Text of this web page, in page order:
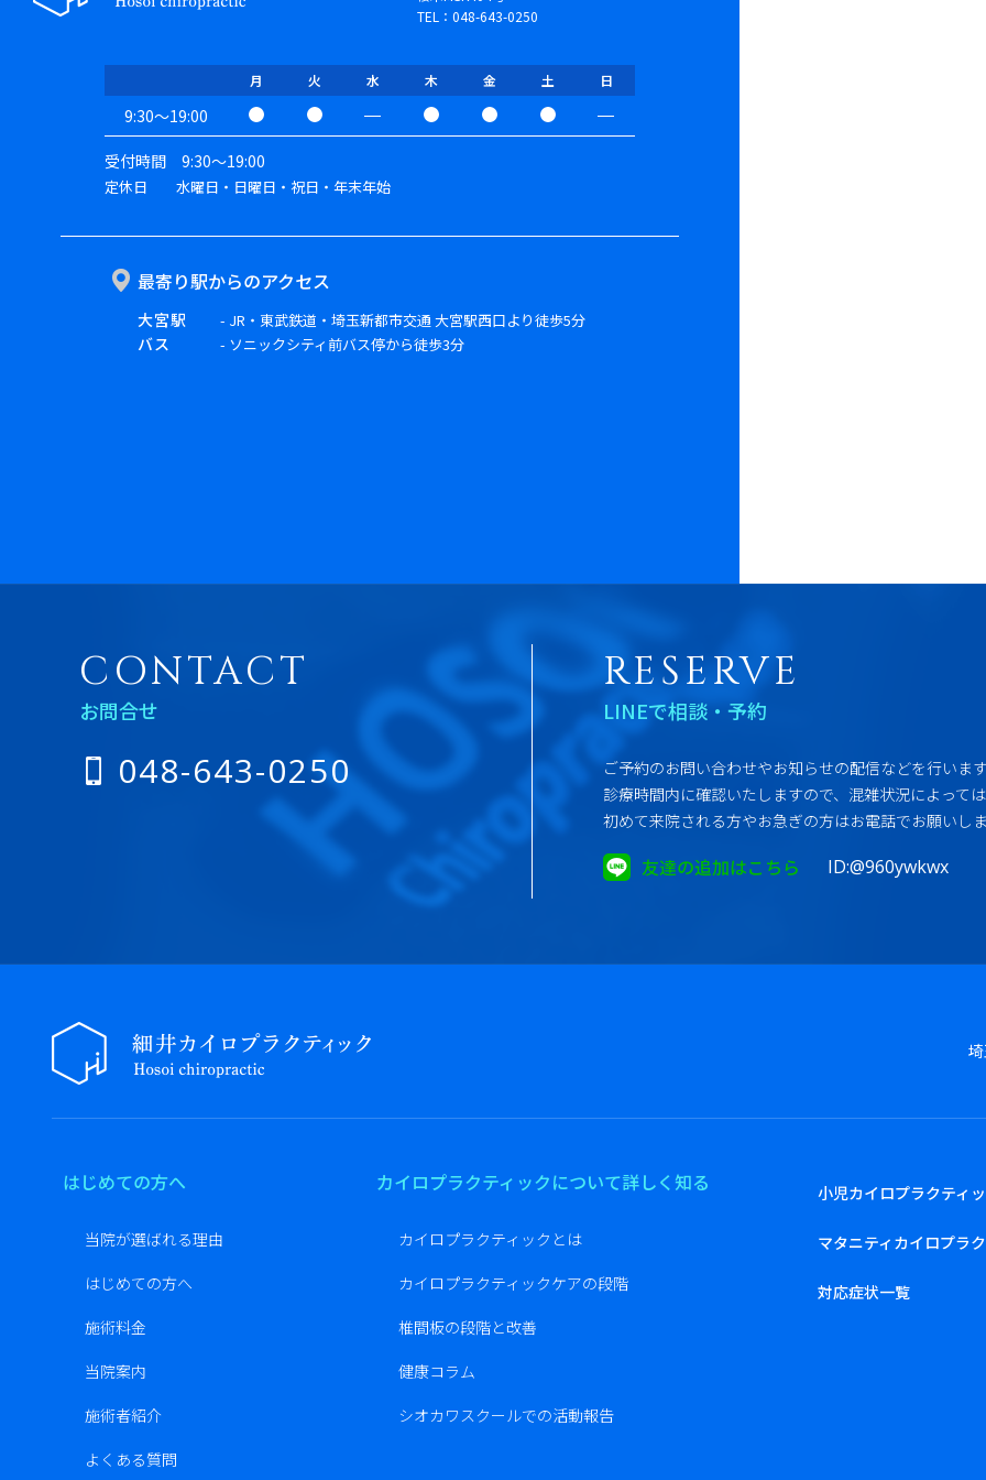
TEL：048-643-0250
月 火 水 木 金 土 日
9:30～19:00
受付時間 9:30～19:00
定休日 水曜日・日曜日・祝日・年末年始
最寄り駅からのアクセス
大宮駅 - JR・東武鉄道・埼玉新都市交通 大宮駅西口より徒歩5分
バス - ソニックシティ前バス停から徒歩3分
CONTACT
お問合せ
048-643-0250
RESERVE
LINEで相談・予約
ご予約のお問い合わせやお知らせの配信などを行いま
診療時間内に確認いたしますので、混雑状況によって
初めて来院される方やお急ぎの方はお電話でお願いし
友達の追加はこちら ID:@960ywkwx
はじめての方へ
当院が選ばれる理由
はじめての方へ
施術料金
当院案内
施術者紹介
よくある質問
カイロプラクティックについて詳しく知る
カイロプラクティックとは
カイロプラクティックケアの段階
椎間板の段階と改善
健康コラム
シオカワスクールでの活動報告
小児カイロプラクティ
マタニティカイロプラ
対応症状一覧